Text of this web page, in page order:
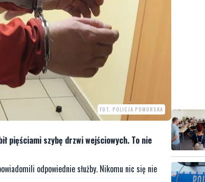
FOT. POLICJA POMORSKA
pięściami szybę drzwi wejściowych. To nie
odpowiednie służby. Nikomu nic się nie